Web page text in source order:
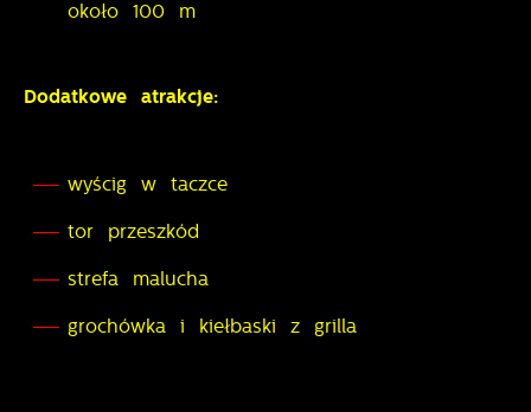
około 100 m
Dodatkowe atrakcje:
wyścig w taczce
tor przeszkód
strefa malucha
grochówka i kiełbaski z grilla